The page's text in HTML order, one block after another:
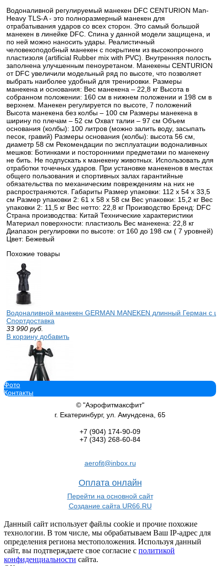
Водоналивной регулируемый манекен DFC CENTURION Man-
Heavy TLS-A - это полноразмерный манекен для
отрабатывания ударов со всех сторон. Это самый большой
манекен в линейке DFC. Спина у данной модели защищена, и
по ней можно наносить удары. Реалистичный
человекоподобный манекен с покрытием из высокопрочного
пластизоля (artificial Rubber mix with PVC). Внутренняя полость
заполнена улучшенным пеноуретаном. Манекены CENTURION
от DFC увеличили модельный ряд по высоте, что позволяет
выбрать наиболее удобный для тренировки. Размеры
манекена и основания: Вес манекена – 22,8 кг Высота в
собранном положении: 160 см в нижнем положении и 198 см в
верхнем. Манекен регулируется по высоте, 7 положений
Высота манекена без колбы – 100 см Размеры манекена в
ширину по плечам – 52 см Охват талии – 97 см Объем
основания (колбы): 100 литров (можно залить воду, засыпать
песок, гравий) Размеры основания (колбы): высота 56 см,
диаметр 58 см Рекомендации по эксплуатации водоналивных
мешков: Ботинками и посторонними предметами по манекену
не бить. Не подпускать к манекену животных. Использовать для
отработки точечных ударов. При установке манекенов в местах
общего пользования и спортивных залах гарантийные
обязательства по механическим повреждениям на них не
распространяются. Габариты Размер упаковки: 112 х 54 х 33,5
см Размер упаковки 2: 61 х 58 х 58 см Вес упаковки: 15,2 кг Вес
упаковки 2: 11,5 кг Вес нетто: 22,8 кг Производство Бренд: DFC
Страна производства: Китай Технические характеристики
Материал поверхности: пластизоль Вес манекена: 22,8 кг
Диапазон регулировки по высоте: от 160 до 198 см ( 7 уровней)
Цвет: Бежевый
Похожие товары
Водоналивной манекен GERMAN MANEKEN длинный Герман с
Спортдоставка
33 990 руб.
В корзину добавить
Многофункциональный спарринг манекен VERSYS BOB 101694
В корзину добавить
В корзину добавить
Манекен водоналивной герман боксерский спортдоставка DFC
TLS-CT Centurion телесный Герман Спортдоставка
Фото
Контакты
© "Аэрофитмаксфит"
г. Екатеринбург, ул. Амундсена, 65
+7 (904) 174-90-09
+7 (343) 268-60-84
aerofit@inbox.ru
Оплата онлайн
Перейти на основной сайт
Создание сайта UR66.RU
Данный сайт использует файлы cookie и прочие похожие
технологии. В том числе, мы обрабатываем Ваш IP-адрес для
определения региона местоположения. Используя данный
сайт, вы подтверждаете свое согласие с политикой
конфиденциальности сайта.